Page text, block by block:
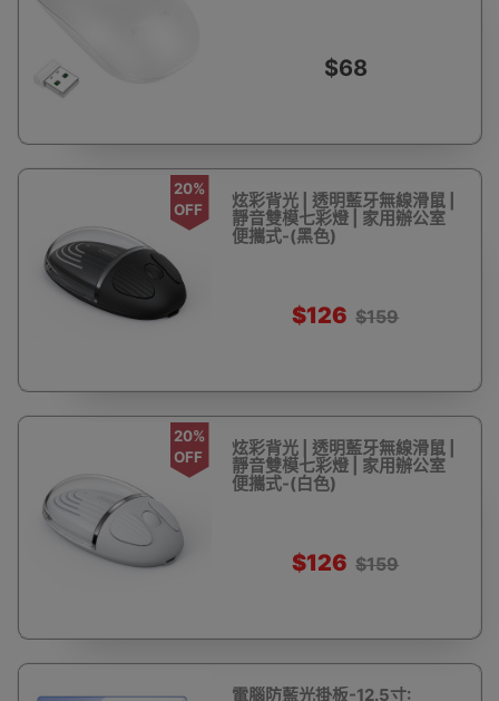
$68
20%
OFF
炫彩背光 | 透明藍牙無線滑鼠 |
靜音雙模七彩燈 | 家用辦公室
便攜式-(黑色)
$126 $159
20%
OFF
炫彩背光 | 透明藍牙無線滑鼠 |
靜音雙模七彩燈 | 家用辦公室
便攜式-(白色)
$126 $159
電腦防藍光掛板-12.5寸: